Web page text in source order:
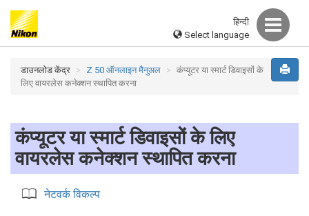
हिन्दी
Select language
डाउनलोड केंद्र Z 50 ऑनलाइन मैनुअल
कंप्यूटर या स्मार्ट डिवाइसों के
लिए वायरलेस कनेक्शन स्थापित करना
कंप्यूटर या स्मार्ट डिवाइसों के लिए
वायरलेस कनेक्शन स्थापित करना
नेटवर्क विकल्प